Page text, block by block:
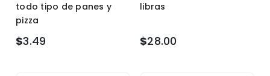
todo tipo de panes y
pizza
$3.49
libras
$28.00